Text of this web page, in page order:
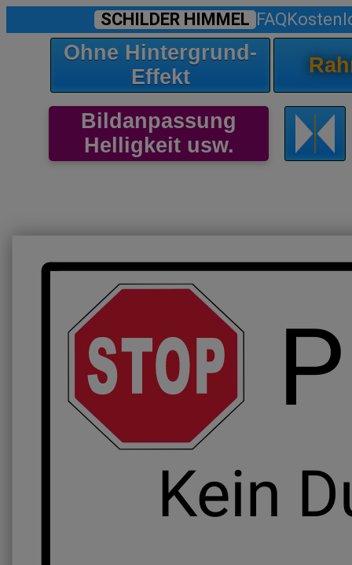
SCHILDER HIMMEL FAQ
Ohne Hintergrund-
Effekt
Bildanpassung
Helligkeit usw.
Kein